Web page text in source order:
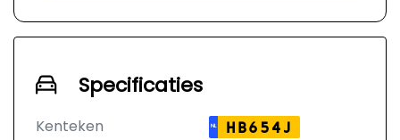
Specificaties
Kenteken NL HB654J